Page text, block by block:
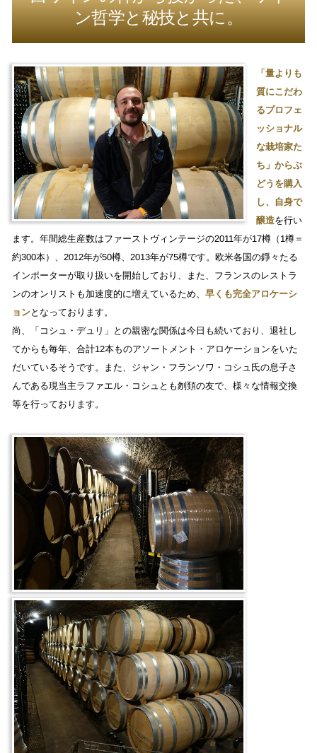
ン哲学と秘技と共に。
「量よりも
質にこだわ
るプロフェ
ッショナル
な栽培家た
ち」からぶ
どうを購入
し、自身で
醸造を行い
ます。年間総生産数はファーストヴィンテージの2011年が17樽（1樽＝
約300本）、2012年が50樽、2013年が75樽です。欧米各国の錚々たる
インポーターが取り扱いを開始しており、また、フランスのレストラ
ンのオンリストも加速度的に増えているため、 早くも完全アロケーシ
ョンとなっております。
尚、「コシュ・デュリ」との親密な関係は今日も続いており、退社し
てからも毎年、合計12本ものアソートメント・アロケーションをいた
だいているそうです。また、ジャン・フランソワ・コシュ氏の息子さ
んである現当主ラファエル・コシュとも刎頚の友で、様々な情報交換
等を行っております。